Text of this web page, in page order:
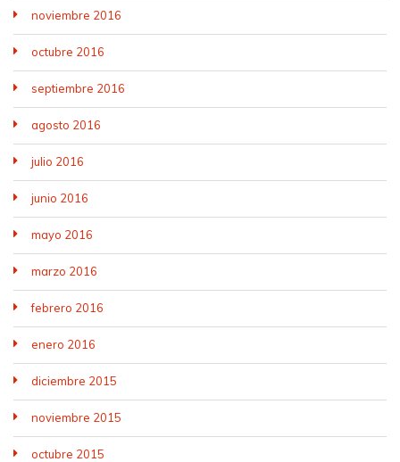
noviembre 2016
octubre 2016
septiembre 2016
agosto 2016
julio 2016
junio 2016
mayo 2016
marzo 2016
febrero 2016
enero 2016
diciembre 2015
noviembre 2015
octubre 2015